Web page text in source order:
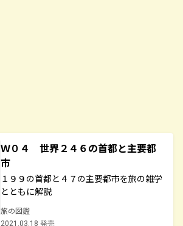
Ｗ０４ 世界２４６の首都と主要都
市
１９９の首都と４７の主要都市を旅の雑学
とともに解説
旅の図鑑
2021.03.18 発売